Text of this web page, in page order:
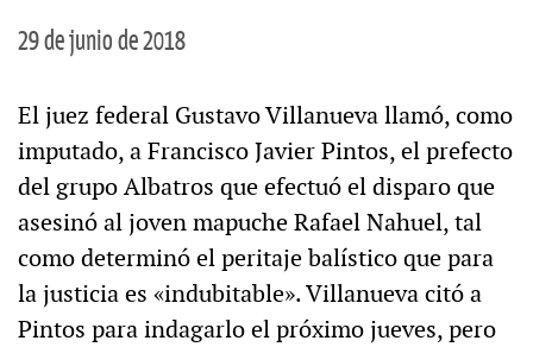
29 de junio de 2018
El juez federal Gustavo Villanueva llamó, como
imputado, a Francisco Javier Pintos, el prefecto
del grupo Albatros que efectuó el disparo que
asesinó al joven mapuche Rafael Nahuel, tal
como determinó el peritaje balístico que para
la justicia es «indubitable». Villanueva citó a
Pintos para indagarlo el próximo jueves, pero